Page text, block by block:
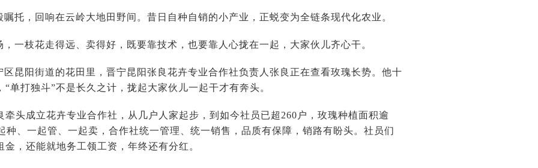
嘱托，回响在云岭大地田野间。昔日自种自销的小产业，正蜕变为全链条现代化农业。
，一枝花走得远、卖得好，既要靠技术，也要靠人心拢在一起，大家伙儿齐心干。
区昆阳街道的花田里，晋宁昆阳张良花卉专业合作社负责人张良正在查看玫瑰长势。他十
“单打独斗”不是长久之计，拢起大家伙儿一起干才有奔头。
牵头成立花卉专业合作社，从几户人家起步，到如今社员已超260户，玫瑰种植面积逾
种、一起管、一起卖，合作社统一管理、统一销售，品质有保障，销路有盼头。社员们
金，还能就地务工领工资，年终还有分红。